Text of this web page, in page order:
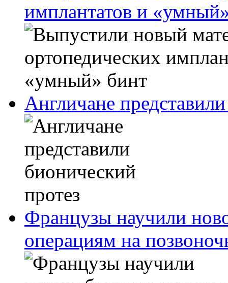
имплантатов и
Англичане
Французы научили
операциям на